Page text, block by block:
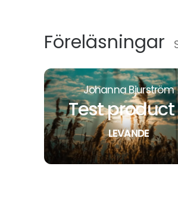
Föreläsningar
Johanna Bjurström
Test product
LEVANDE